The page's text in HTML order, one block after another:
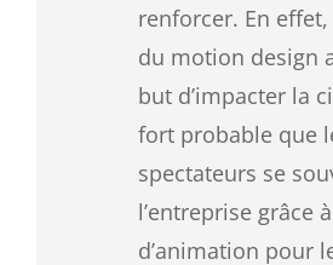
renforcer. En
du motion design
but d’impacter la
fort probable que
spectateurs se
l’entreprise grâce
d’animation pour